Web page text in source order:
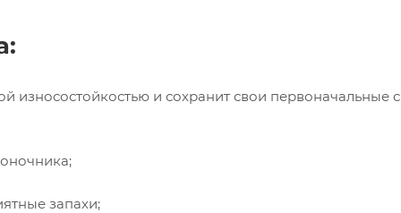
износостойкостью и сохранит свои первоначальные
запахи;